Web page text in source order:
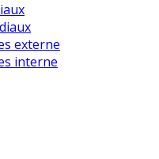
externe
interne